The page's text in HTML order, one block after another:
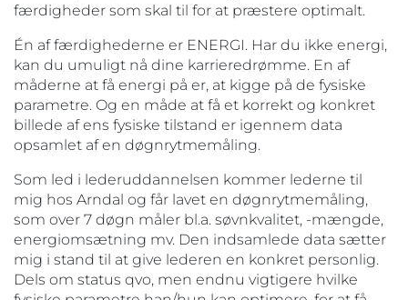
færdigheder som skal til for at præstere optimalt.
Én af færdighederne er ENERGI. Har du ikke energi,
kan du umuligt nå dine karrieredrømme. En af
måderne at få energi på er, at kigge på de fysiske
parametre. Og en måde at få et korrekt og konkret
billede af ens fysiske tilstand er igennem data
opsamlet af en døgnrytmemåling.
Som led i lederuddannelsen kommer lederne til
mig hos Arndal og får lavet en døgnrytmemåling,
som over 7 døgn måler bl.a. søvnkvalitet, -mængde,
energiomsætning mv. Den indsamlede data sætter
mig i stand til at give lederen en konkret personlig.
Dels om status qvo, men endnu vigtigere hvilke